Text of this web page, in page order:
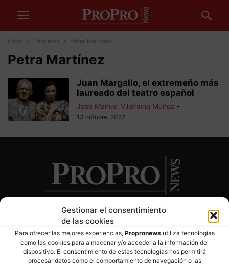
Gestionar el consentimiento
de las cookies
Para ofrecer las mejores experiencias, Propronewsutiliza tecnologías
como las cookies para almacenar y/o acceder a la información del
dispositivo. El consentimiento de estas tecnologías nos permitirá
procesar datos como el comportamiento de navegación o las
Inicio Etiquetas Petra Martínez
Petra Martínez
Juan Margallo, el extremeño más
laureado del teatro español
José Manuel Villafaina Muñoz -
13 octubre, 2022
SOBRE NOSOTROS
Director: José Mª Pagador- Subdirectora: Rosa Puch